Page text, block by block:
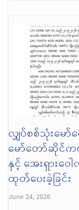
လျှပ်စစ်သုံးမော်
မော်တော်ဆိုင်က
နှင့် အေးရှားဝ
ထုတ်ပေးခဲ့ခြင်း
June 24, 2026